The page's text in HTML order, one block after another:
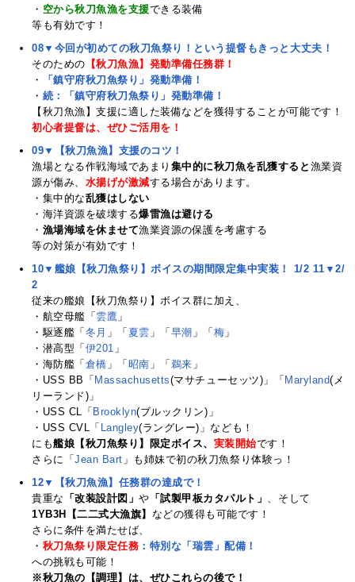
・ 空から秋刀魚漁を支援できる装備
等も有効です！
08▼今回が初めての秋刀魚祭り！という提督もきっと大丈夫！
そのための 【秋刀魚漁】発動準備任務群！
・
「鎮守府秋刀魚祭り」発動準備！
・ 続：「鎮守府秋刀魚祭り」発動準備！
【秋刀魚漁】支援に適した装備などを獲得することが可能です！
初心者提督は、ぜひご活用を！
09▼【秋刀魚漁】支援のコツ！
漁場となる作戦海域であまり 集中的に秋刀魚を乱獲すると 漁業資
源が傷み、 水揚げが激減する場合があります。
・集中的な乱獲はしない
・海洋資源を破壊する爆雷漁は避ける
・ 漁場海域を休ませて漁業資源の保護を考慮する
等の対策が有効です！
10▼艦娘【秋刀魚祭り】ボイスの期間限定集中実装！ 1/2 11▼2/
2
従来の艦娘【秋刀魚祭り】ボイス群に加え、
・航空母艦「 雲鷹 」
・駆逐艦「 冬月 」「 夏雲 」「 早潮 」「 梅 」
・潜高型「 伊201 」
・海防艦「 倉橋 」「 昭南 」「 鵜来 」
・USS BB「 Massachusetts(マサチューセッツ)」「 Maryland(メ
リーランド)」
・USS CL「 Brooklyn(ブルックリン)」
・USS CVL「 Langley(ラングレー)」なども！
にも艦娘【秋刀魚祭り】限定ボイス、 実装開始です！
さらに「Jean Bart 」も姉妹で初の秋刀魚祭り体験っ！
12▼【秋刀魚漁】任務群の達成で！
貴重な 「改装設計図」や 「試製甲板カタパルト」 、そして
1YB3H【二二式大漁旗】 などの獲得も可能です！
さらに条件を満たせば、
・ 秋刀魚祭り限定任務 ：特別な「瑞雲」配備！
への挑戦も可能！
※秋刀魚の【調理】は、ぜひこれらの後で！